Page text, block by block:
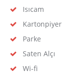
Isıcam
Kartonpiyer
Parke
Saten Alçı
Wi-fi